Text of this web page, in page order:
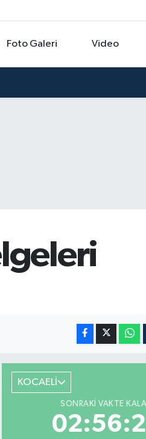
Foto Galeri Video
KOCAELİ
SONRAKI VAKTE